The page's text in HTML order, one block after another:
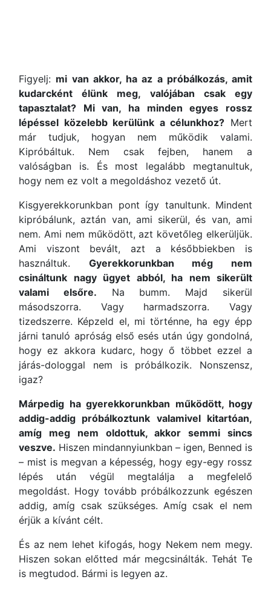
Figyelj: mi van akkor, ha az a próbálkozás, amit
kudarcként élünk meg, valójában csak egy
tapasztalat? Mi van, ha minden egyes rossz
lépéssel közelebb kerülünk a célunkhoz? Mert
már tudjuk, hogyan nem működik valami.
Kipróbáltuk. Nem csak fejben, hanem a
valóságban is. És most legalább megtanultuk,
hogy nem ez volt a megoldáshoz vezető út.
Kisgyerekkorunkban pont így tanultunk. Mindent
kipróbálunk, aztán van, ami sikerül, és van, ami
nem. Ami nem működött, azt követőleg elkerüljük.
Ami viszont bevált, azt a későbbiekben is
használtuk. Gyerekkorunkban még nem
csináltunk nagy ügyet abból, ha nem sikerült
valami elsőre. Na bumm. Majd sikerül
másodszorra. Vagy harmadszorra. Vagy
tizedszerre. Képzeld el, mi történne, ha egy épp
járni tanuló apróság első esés után úgy gondolná,
hogy ez akkora kudarc, hogy ő többet ezzel a
járás-dologgal nem is próbálkozik. Nonszensz,
igaz?
Márpedig ha gyerekkorunkban működött, hogy
addig-addig próbálkoztunk valamivel kitartóan,
amíg meg nem oldottuk, akkor semmi sincs
veszve. Hiszen mindannyiunkban – igen, Benned is
– mist is megvan a képesség, hogy egy-egy rossz
lépés után végül megtalálja a megfelelő
megoldást. Hogy tovább próbálkozzunk egészen
addig, amíg csak szükséges. Amíg csak el nem
érjük a kívánt célt.
És az nem lehet kifogás, hogy Nekem nem megy.
Hiszen sokan előtted már megcsinálták. Tehát Te
is megtudod. Bármi is legyen az.